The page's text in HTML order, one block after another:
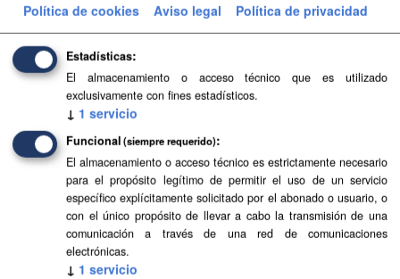
al mar (año 2025)
11 de abril, por el que se aprueba el Reglamento del
Dominio Público Hidráulico, que desarrolla los títulos
preliminar...
Mapa fotovoltaico en superficies antropizadas
Mapa de potencial fotovoltaico en superficies antropizadas
sin considerar las cubiertas de edificaciones. La tipología
de superficies contempla: Balsas y embalses. Parking y...
SHP
Política de cookies Aviso legal Política de privacidad
Estadísticas
El almacenamiento o acceso técnico que es utilizado
exclusivamente con fines estadísticos.
↓ 1 servicio
Funcional (siempre requerido)
El almacenamiento o acceso técnico es estrictamente necesario
para el propósito legítimo de permitir el uso de un servicio
específico explícitamente solicitado por el abonado o usuario, o
con el único propósito de llevar a cabo la transmisión de una
comunicación a través de una red de comunicaciones
electrónicas.
↓ 1 servicio